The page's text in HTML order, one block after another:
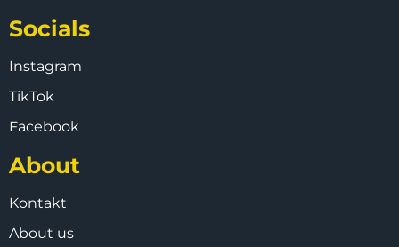
Socials
Instagram
TikTok
Facebook
About
Kontakt
About us